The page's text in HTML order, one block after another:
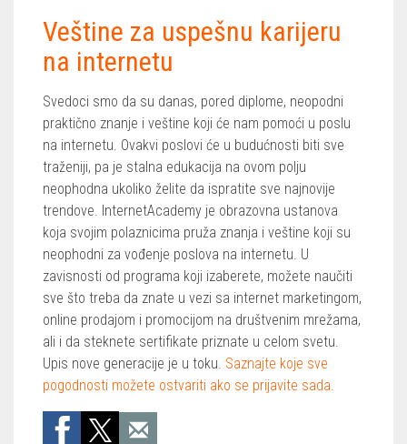
Veštine za uspešnu karijeru
na internetu
Svedoci smo da su danas, pored diplome, neopodni
praktično znanje i veštine koji će nam pomoći u poslu
na internetu. Ovakvi poslovi će u budućnosti biti sve
traženiji, pa je stalna edukacija na ovom polju
neophodna ukoliko želite da ispratite sve najnovije
trendove. InternetAcademy je obrazovna ustanova
koja svojim polaznicima pruža znanja i veštine koji su
neophodni za vođenje poslova na internetu. U
zavisnosti od programa koji izaberete, možete naučiti
sve što treba da znate u vezi sa internet marketingom,
online prodajom i promocijom na društvenim mrežama,
ali i da steknete sertifikate priznate u celom svetu.
Upis nove generacije je u toku. Saznajte koje sve
pogodnosti možete ostvariti ako se prijavite sada.